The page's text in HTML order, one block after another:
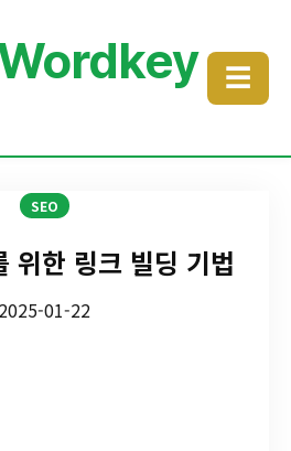
☰
SEO
위한 링크 빌딩 기법
2025-01-22